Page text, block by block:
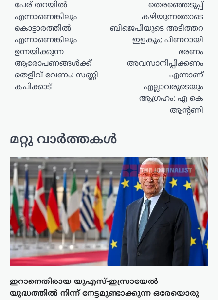
പേര് തറയിൽ
എന്നാണെങ്കിലും
കൊട്ടാരത്തിൽ
എന്നാണെങ്കിലും
ഉന്നയിക്കുന്ന
ആരോപണങ്ങൾക്ക്
തെളിവ് വേണം: സണ്ണി
കപിക്കാട്
തെരഞ്ഞെടുപ്പ്
കഴിയുന്നതോടെ
ബിജെപിയുടെ അടിത്തറ
ഇളകും; പിണറായി
ഭരണം
അവസാനിപ്പിക്കണം
എന്നാണ്
എല്ലാവരുടെയും
ആഗ്രഹം: എ കെ
ആന്റണി
മറ്റു വാർത്തകൾ
ഇറാനെതിരായ യുഎസ്-ഇസ്രായേൽ
യുദ്ധത്തിൽ നിന്ന് നേട്ടമുണ്ടാക്കുന്ന ഒരേയൊരു